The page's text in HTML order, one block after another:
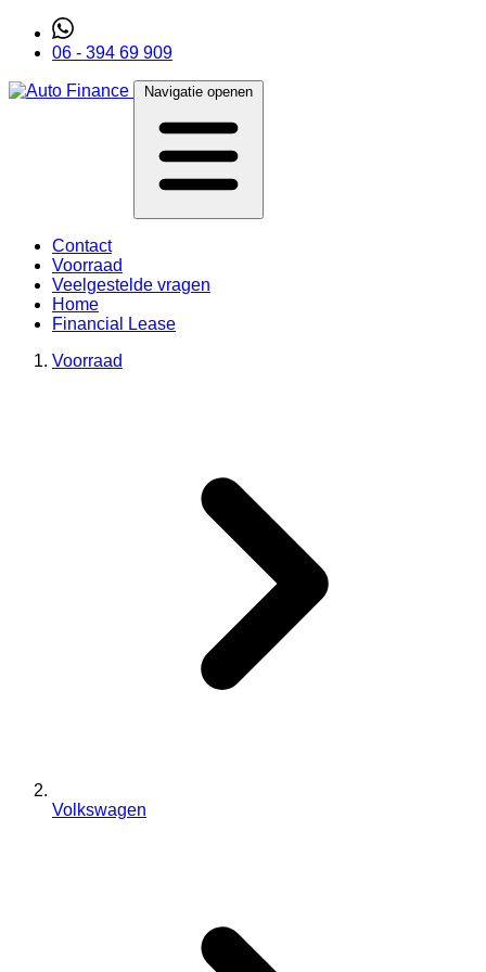
06 - 394 69 909
Navigatie openen
Contact
Voorraad
Veelgestelde vragen
Home
Financial Lease
Voorraad
Volkswagen